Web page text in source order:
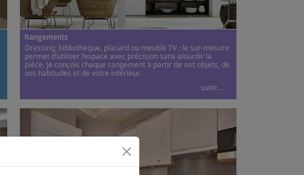
Rangements
Dressing, bibliothèque, placard ou meuble TV : le sur-mesure
permet d’utiliser l’espace avec précision sans alourdir la
pièce. Je conçois chaque rangement à partir de vos objets, de
vos habitudes et de votre intérieur.
suite ...